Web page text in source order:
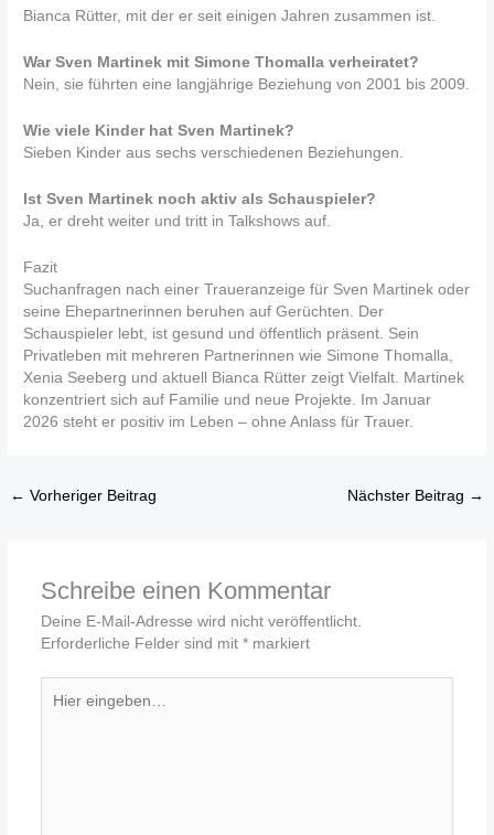
Bianca Rütter, mit der er seit einigen Jahren zusammen ist.
War Sven Martinek mit Simone Thomalla verheiratet?
Nein, sie führten eine langjährige Beziehung von 2001 bis 2009.
Wie viele Kinder hat Sven Martinek?
Sieben Kinder aus sechs verschiedenen Beziehungen.
Ist Sven Martinek noch aktiv als Schauspieler?
Ja, er dreht weiter und tritt in Talkshows auf.
Fazit
Suchanfragen nach einer Traueranzeige für Sven Martinek oder
seine Ehepartnerinnen beruhen auf Gerüchten. Der
Schauspieler lebt, ist gesund und öffentlich präsent. Sein
Privatleben mit mehreren Partnerinnen wie Simone Thomalla,
Xenia Seeberg und aktuell Bianca Rütter zeigt Vielfalt. Martinek
konzentriert sich auf Familie und neue Projekte. Im Januar
2026 steht er positiv im Leben – ohne Anlass für Trauer.
← Vorheriger Beitrag Nächster Beitrag →
Schreibe einen Kommentar
Deine E-Mail-Adresse wird nicht veröffentlicht.
Erforderliche Felder sind mit *markiert
eingeben…